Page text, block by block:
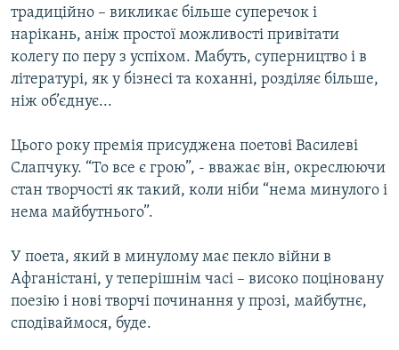
традиційно – викликає більше суперечок і
нарікань, аніж простої можливості привітати
колегу по перу з успіхом. Мабуть, суперництво і в
літературі, як у бізнесі та коханні, розділяє більше,
ніж об’єднує...
Цього року премія присуджена поетові Василеві
Слапчуку. “То все є грою”, - вважає він, окреслюючи
стан творчості як такий, коли ніби “нема минулого і
нема майбутнього”.
У поета, який в минулому має пекло війни в
Афганістані, у теперішнім часі – високо поціновану
поезію і нові творчі починання у прозі, майбутнє,
сподіваймося, буде.